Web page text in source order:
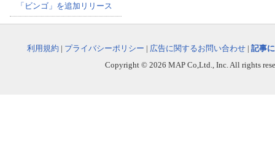
「ビンゴ」を追加リリース
利用規約 | プライバシーポリシー | 広告に関するお問い合わせ | 記事
Copyright © 2026 MAP Co,Ltd., Inc. All rights